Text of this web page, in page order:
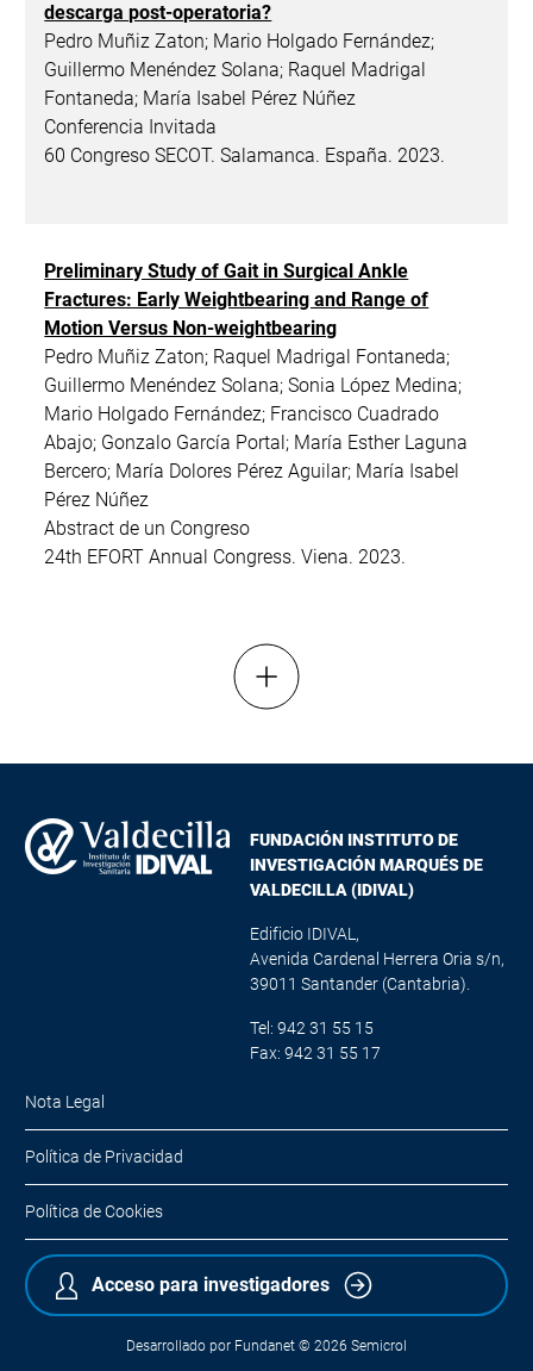
descarga post-operatoria?
Pedro Muñiz Zaton; Mario Holgado Fernández;
Guillermo Menéndez Solana; Raquel Madrigal
Fontaneda; María Isabel Pérez Núñez
Conferencia Invitada
60 Congreso SECOT. Salamanca. España. 2023.
Preliminary Study of Gait in Surgical Ankle
Fractures: Early Weightbearing and Range of
Motion Versus Non-weightbearing
Pedro Muñiz Zaton; Raquel Madrigal Fontaneda;
Guillermo Menéndez Solana; Sonia López Medina;
Mario Holgado Fernández; Francisco Cuadrado
Abajo; Gonzalo García Portal; María Esther Laguna
Bercero; María Dolores Pérez Aguilar; María Isabel
Pérez Núñez
Abstract de un Congreso
24th EFORT Annual Congress. Viena. 2023.
FUNDACIÓN INSTITUTO DE
INVESTIGACIÓN MARQUÉS DE
VALDECILLA (IDIVAL)
Edificio IDIVAL,
Avenida Cardenal Herrera Oria s/n,
39011 Santander (Cantabria).
Tel: 942 31 55 15
Fax: 942 31 55 17
Nota Legal
Política de Privacidad
Política de Cookies
Acceso para investigadores
Desarrollado por Fundanet © 2026 Semicrol